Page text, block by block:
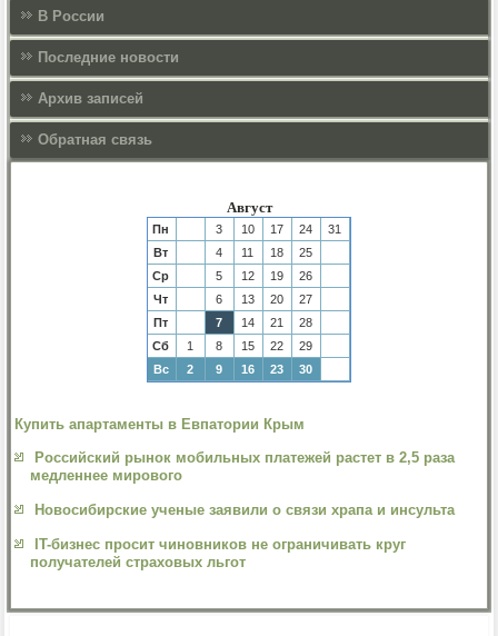
В России
Последние новости
Архив записей
Обратная связь
Август
Пн 3 10 17 24
31
Вт
4 11 18
25
Ср
5 12 19
26
Чт
6 13 20
27
Пт
7 14 21
28
Сб
1 8 15 22
29
Вс
2 9 16 23 30
Купить апартаменты в Евпатории Крым
Российский рынок мобильных платежей растет в 2,5 раза
медленнее мирового
Новосибирские ученые заявили о связи храпа и инсульта
IT-бизнес просит чиновников не ограничивать круг
получателей страховых льгот